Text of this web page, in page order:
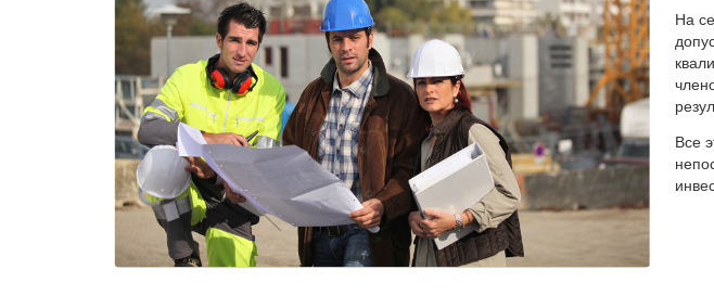
На
Все